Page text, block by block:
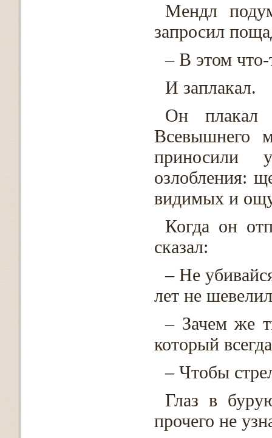
Мендл
запросил
– В этом что-
И заплакал.
Он плакал
Всевышнего
приносили
озлобления:
видимых и
Когда он
сказал:
– Не
лет не
– Зачем же
который
– Чтобы
Глаз в
прочего не